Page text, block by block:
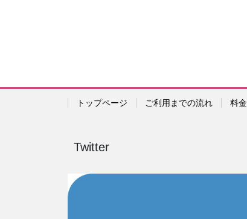
トップページ ご利用までの流れ 料
Twitter